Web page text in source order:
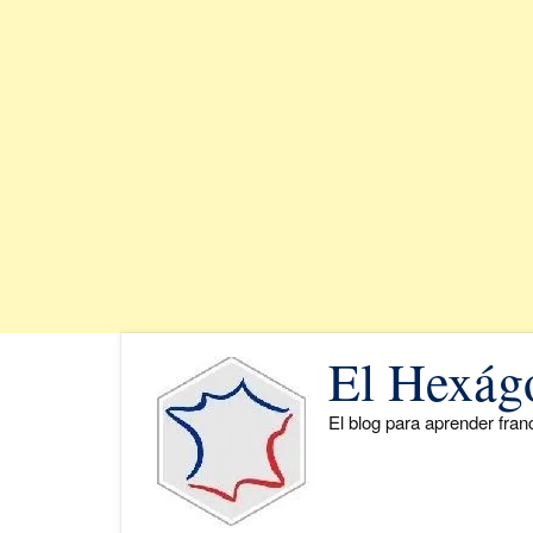
El
El blog para aprender